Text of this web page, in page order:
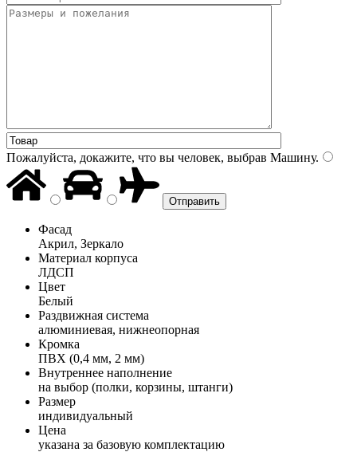
Пожалуйста, докажите, что вы человек, выбрав Машину.
Фасад
Акрил, Зеркало
Материал корпуса
ЛДСП
Цвет
Белый
Раздвижная система
алюминиевая, нижнеопорная
Кромка
ПВХ (0,4 мм, 2 мм)
Внутреннее наполнение
на выбор (полки, корзины, штанги)
Размер
индивидуальный
Цена
указана за базовую комплектацию